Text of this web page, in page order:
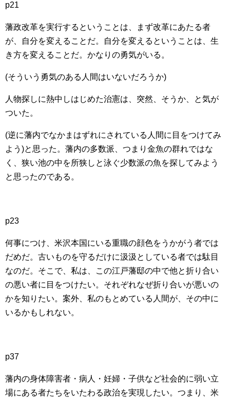
p21
藩政改革を実行するということは、まず改革にあたる者
が、自分を変えることだ。自分を変えるということは、生
き方を変えることだ。かなりの勇気がいる。
(そういう勇気のある人間はいないだろうか)
人物探しに熱中しはじめた治憲は、突然、そうか、と気が
ついた。
(逆に藩内でなかまはずれにされている人間に目をつけてみ
よう)と思った。藩内の多数派、つまり金魚の群れではな
く、狭い池の中を所狭しと泳ぐ少数派の魚を探してみよう
と思ったのである。
p23
何事につけ、米沢本国にいる重職の顔色をうかがう者では
だめだ。古いものを守るだけに汲汲としている者では駄目
なのだ。そこで、私は、この江戸藩邸の中で他と折り合い
の悪い者に目をつけたい。それぞれなぜ折り合いが悪いの
かを知りたい。案外、私のもとめている人間が、その中に
いるかもしれない。
p37
藩内の身体障害者・病人・妊婦・子供など社会的に弱い立
場にある者たちをいたわる政治を実現したい。つまり、米